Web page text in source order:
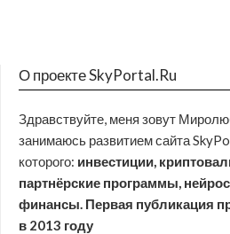
О проекте SkyPortal.Ru
Здравствуйте, меня зовут
занимаюсь развитием сайта
которого: инвестиции,
партнёрские программы,
финансы. Первая публикация
в 2013 году